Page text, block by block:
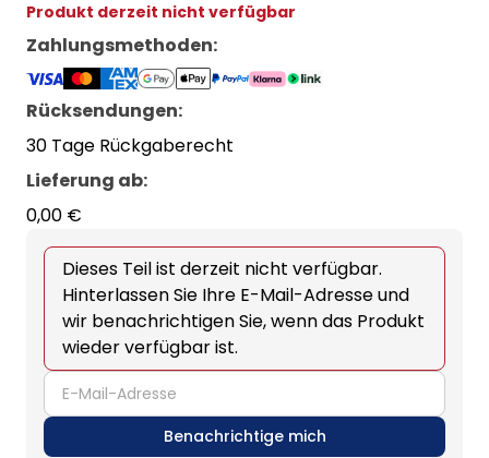
Produkt derzeit nicht verfügbar
Zahlungsmethoden:
Rücksendungen:
30 Tage Rückgaberecht
Lieferung ab:
0,00 €
Dieses Teil ist derzeit nicht verfügbar.
Hinterlassen Sie Ihre E-Mail-Adresse und
wir benachrichtigen Sie, wenn das Produkt
wieder verfügbar ist.
email
Benachrichtige mich